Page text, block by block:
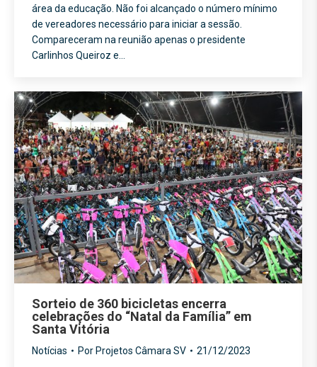
área da educação. Não foi alcançado o número mínimo
de vereadores necessário para iniciar a sessão.
Compareceram na reunião apenas o presidente
Carlinhos Queiroz e…
Sorteio de 360 bicicletas encerra
celebrações do “Natal da Família” em
Santa Vitória
Notícias Por Projetos Câmara SV 21/12/2023